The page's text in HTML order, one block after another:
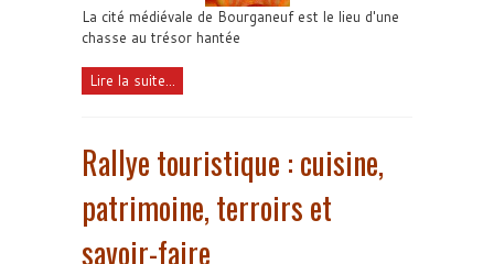
La cité médiévale de Bourganeuf est le lieu d'une
chasse au trésor hantée
Lire la suite...
Rallye touristique : cuisine,
patrimoine, terroirs et
savoir-faire